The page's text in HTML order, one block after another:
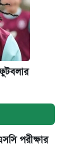
পরীক্ষার